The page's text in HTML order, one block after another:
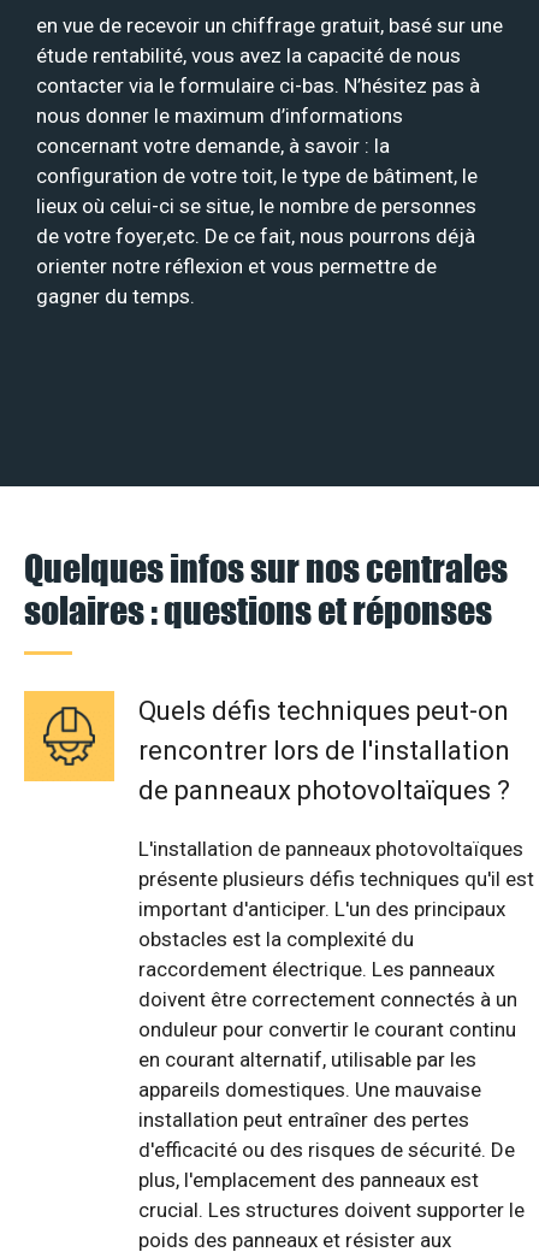
en vue de recevoir un chiffrage gratuit, basé sur une
étude rentabilité, vous avez la capacité de nous
contacter via le formulaire ci-bas. N’hésitez pas à
nous donner le maximum d’informations
concernant votre demande, à savoir : la
configuration de votre toit, le type de bâtiment, le
lieux où celui-ci se situe, le nombre de personnes
de votre foyer,etc. De ce fait, nous pourrons déjà
orienter notre réflexion et vous permettre de
gagner du temps.
Quelques infos sur nos centrales
solaires : questions et réponses
Quels défis techniques peut-on
rencontrer lors de l'installation
de panneaux photovoltaïques ?
L'installation de panneaux photovoltaïques
présente plusieurs défis techniques qu'il est
important d'anticiper. L'un des principaux
obstacles est la complexité du
raccordement électrique. Les panneaux
doivent être correctement connectés à un
onduleur pour convertir le courant continu
en courant alternatif, utilisable par les
appareils domestiques. Une mauvaise
installation peut entraîner des pertes
d'efficacité ou des risques de sécurité. De
plus, l'emplacement des panneaux est
crucial. Les structures doivent supporter le
poids des panneaux et résister aux